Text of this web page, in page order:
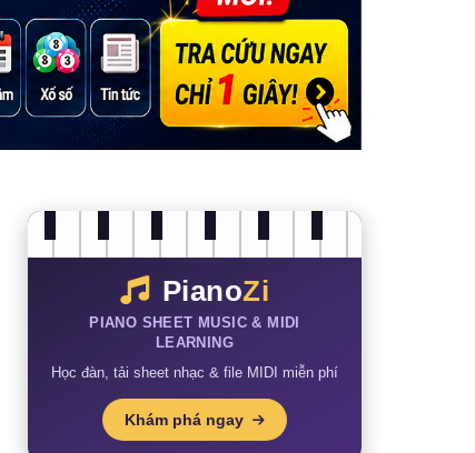
PianoZi
PIANO SHEET MUSIC & MIDI
LEARNING
Học đàn, tải sheet nhạc & file MIDI miễn phí
Khám phá ngay